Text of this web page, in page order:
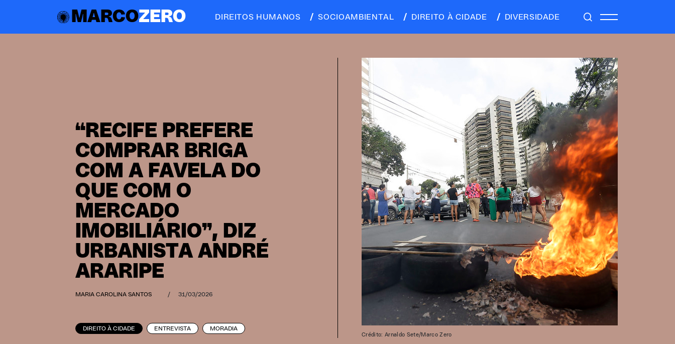
MARCOZERO DIREITOS HUMANOS SOCIOAMBIENTAL DIREITO À CIDADE DIVERSIDADE
“RECIFE PREFERE
COMPRAR BRIGA
COM A FAVELA DO
QUE COM O
MERCADO
IMOBILIÁRIO”, DIZ
URBANISTA ANDRÉ
ARARIPE
MARIA CAROLINA SANTOS / 31/03/2026
DIREITO À CIDADE ENTREVISTA MORADIA
Crédito: Arnaldo Sete/Marco Zero